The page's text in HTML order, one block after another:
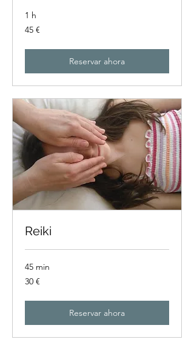
1 h
45
euros
45 €
Reservar ahora
Reiki
45 min
30
euros
30 €
Reservar ahora